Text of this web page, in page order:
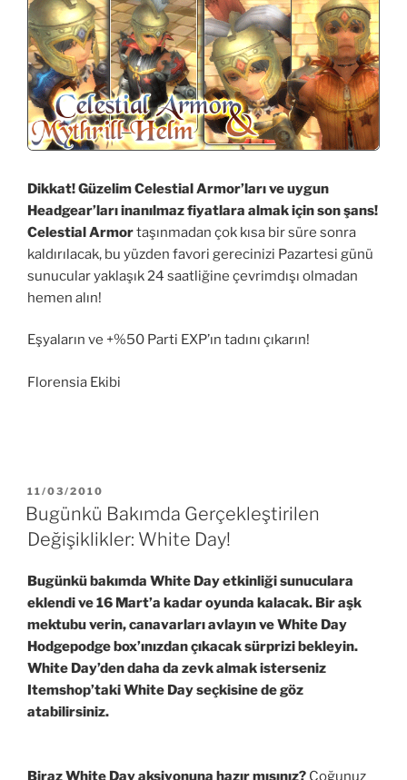
Dikkat! Güzelim Celestial Armor’ları ve uygun
Headgear’ları inanılmaz fiyatlara almak için son şans!
Celestial Armortaşınmadan çok kısa bir süre sonra
kaldırılacak, bu yüzden favori gerecinizi Pazartesi günü
sunucular yaklaşık 24 saatliğine çevrimdışı olmadan
hemen alın!
Eşyaların ve +%50 Parti EXP’ın tadını çıkarın!
Florensia Ekibi
YAYIM
TARIHI
11/03/2010
Bugünkü Bakımda Gerçekleştirilen
Değişiklikler: White Day!
Bugünkü bakımda White Day etkinliği sunuculara
eklendi ve 16 Mart’a kadar oyunda kalacak. Bir aşk
mektubu verin, canavarları avlayın ve White Day
Hodgepodge box’ınızdan çıkacak sürprizi bekleyin.
White Day’den daha da zevk almak isterseniz
Itemshop’taki White Day seçkisine de göz
atabilirsiniz.
Biraz White Day aksiyonuna hazır mısınız? Çoğunuz